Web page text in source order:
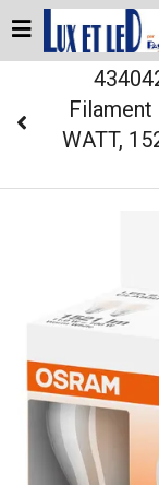
Filament
WATT,